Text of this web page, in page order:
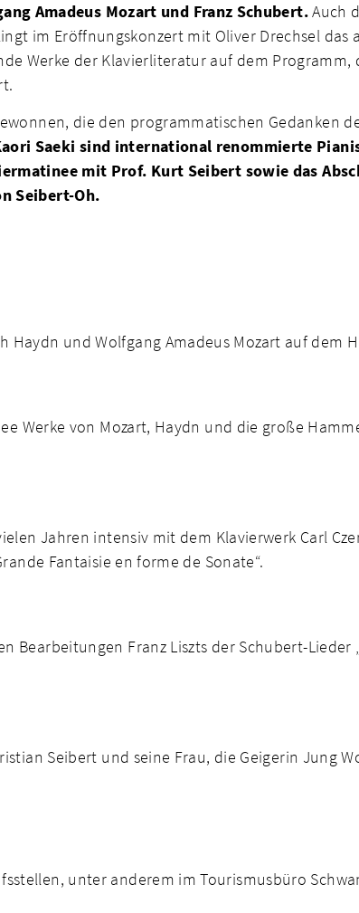
Amadeus Mozart und Franz Schubert.Auch
im Eröffnungskonzert mit Oliver Drechsel das
Werke der Klavierliteratur auf dem Programm,
die den programmatischen Gedanken
Saeki sind international renommierte
mit Prof. Kurt Seibert sowie das
Seibert-Oh.
und Wolfgang Amadeus Mozart auf dem
Werke von Mozart, Haydn und die große
Jahren intensiv mit dem Klavierwerk Carl
Fantaisie en forme de Sonate“.
Bearbeitungen Franz Liszts der Schubert-Lieder
Seibert und seine Frau, die Geigerin Jung
unter anderem im Tourismusbüro